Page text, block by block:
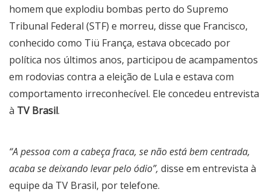
homem que explodiu bombas perto do Supremo
Tribunal Federal (STF) e morreu, disse que Francisco,
conhecido como Tiü França, estava obcecado por
política nos últimos anos, participou de acampamentos
em rodovias contra a eleição de Lula e estava com
comportamento irreconhecível. Ele concedeu entrevista
à TV Brasil.
“A pessoa com a cabeça fraca, se não está bem centrada,
acaba se deixando levar pelo ódio”, disse em entrevista à
equipe da TV Brasil, por telefone.